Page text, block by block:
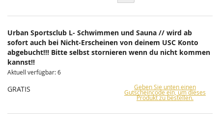
Urban Sportsclub L- Schwimmen und Sauna // wird ab
sofort auch bei Nicht-Erscheinen von deinem USC Konto
abgebucht!!! Bitte selbst stornieren wenn du nicht kommen
kannst!!
Aktuell verfügbar: 6
GRATIS Geben Sie unten einen
Gutscheincode ein, um dieses
Produkt zu bestellen.